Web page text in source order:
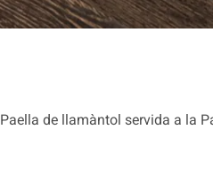
Paella de llamàntol servida a la